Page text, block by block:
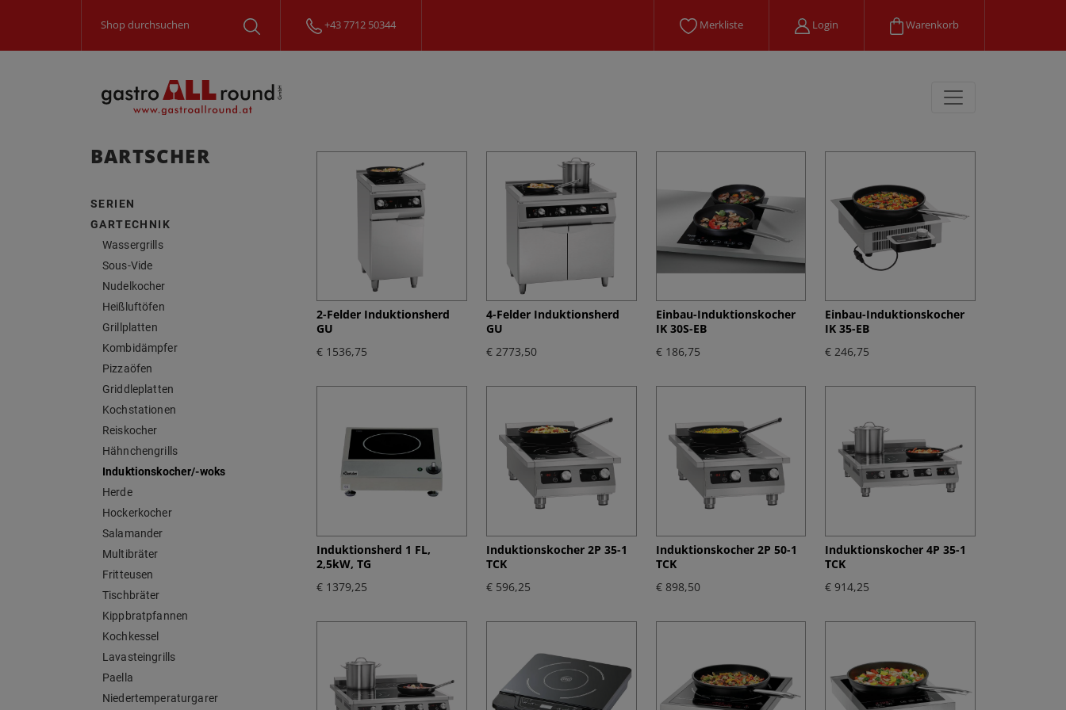
+43 7712 50344 Merkliste Login Warenkorb
BARTSCHER
SERIEN
GARTECHNIK
Wassergrills
Sous-Vide
Nudelkocher
Heißluftöfen
Grillplatten
Kombidämpfer
Pizzaöfen
Griddleplatten
Kochstationen
Reiskocher
Hähnchengrills
Induktionskocher/-woks
Herde
Hockerkocher
Salamander
Multibräter
Fritteusen
Tischbräter
Kippbratpfannen
Kochkessel
Lavasteingrills
Paella
Niedertemperaturgarer
2-Felder Induktionsherd
GU
€ 1536,75
4-Felder Induktionsherd
GU
€ 2773,50
Einbau-Induktionskocher
IK 30S-EB
€ 186,75
Einbau-Induktionskocher
IK 35-EB
€ 246,75
Induktionsherd 1 FL,
2,5kW, TG
€ 1379,25
Induktionskocher 2P 35-1
TCK
€ 596,25
Induktionskocher 2P 50-1
TCK
€ 898,50
Induktionskocher 4P 35-1
TCK
€ 914,25